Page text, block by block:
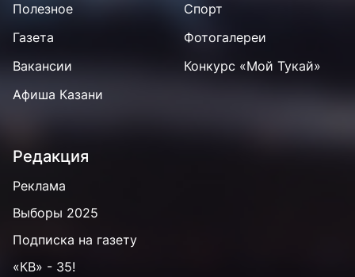
Полезное
Спорт
Газета
Фотогалереи
Вакансии
Конкурс «Мой Тукай»
Афиша Казани
Редакция
Реклама
Выборы 2025
Подписка на газету
«КВ» - 35!